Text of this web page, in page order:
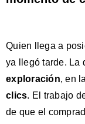
Quien llega a
ya llegó tarde. La
exploración, en
clics. El trabajo
de que el